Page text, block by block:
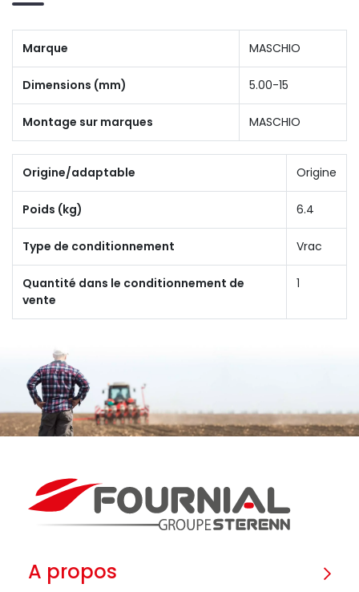
Marque MASCHIO
Dimensions (mm) 5.00-15
Montage sur marques MASCHIO
Origine/adaptable Origine
Poids (kg) 6.4
Type de conditionnement Vrac
Quantité dans le conditionnement de
vente
1
A propos